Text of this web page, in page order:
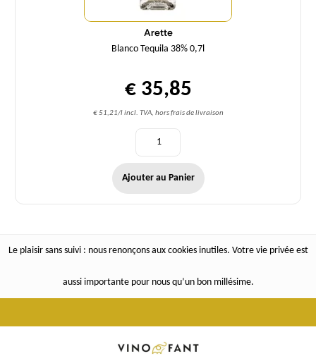
Arette
Blanco Tequila 38% 0,7l
€ 35,85
€ 51,21/l incl. TVA, hors frais de livraison
Ajouter au Panier
Le plaisir sans suivi : nous renonçons aux cookies inutiles. Votre vie privée est
aussi importante pour nous qu’un bon millésime.